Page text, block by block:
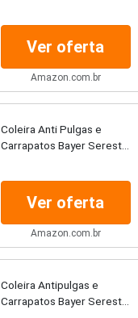
Ver oferta
Amazon.com.br
Coleira Anti Pulgas e
Carrapatos Bayer Seresto
Ver oferta
Amazon.com.br
Coleira Antipulgas e
Carrapatos Bayer Seresto